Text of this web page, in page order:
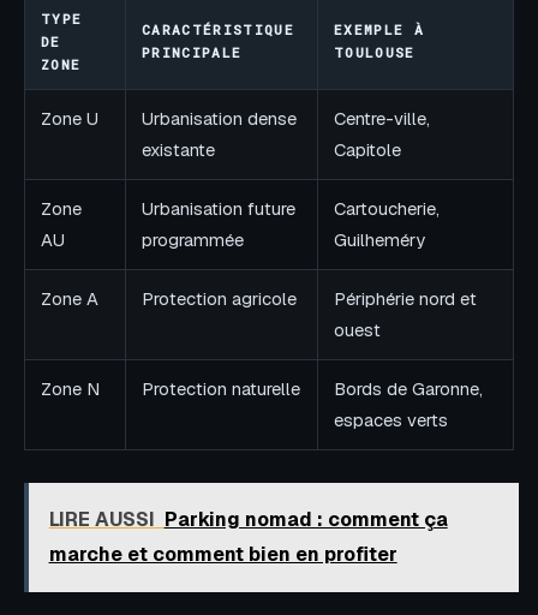
TYPE
DE
ZONE
CARACTÉRISTIQUE
PRINCIPALE
EXEMPLE À
TOULOUSE
Zone U
Urbanisation dense
existante
Centre-ville,
Capitole
Zone
AU
Urbanisation future
programmée
Cartoucherie,
Guilheméry
Zone A Protection agricole
Périphérie nord et
ouest
Zone N Protection naturelle
Bords de Garonne,
espaces verts
LIRE AUSSI Parking nomad : comment ça
marche et comment bien en profiter